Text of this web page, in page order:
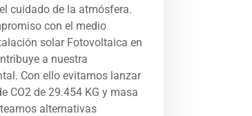
cuidado de la atmósfera.
con el medio
solar Fotovoltaica en
a nuestra
Con ello evitamos lanzar
CO2 de 29.454 KG y masa
alternativas